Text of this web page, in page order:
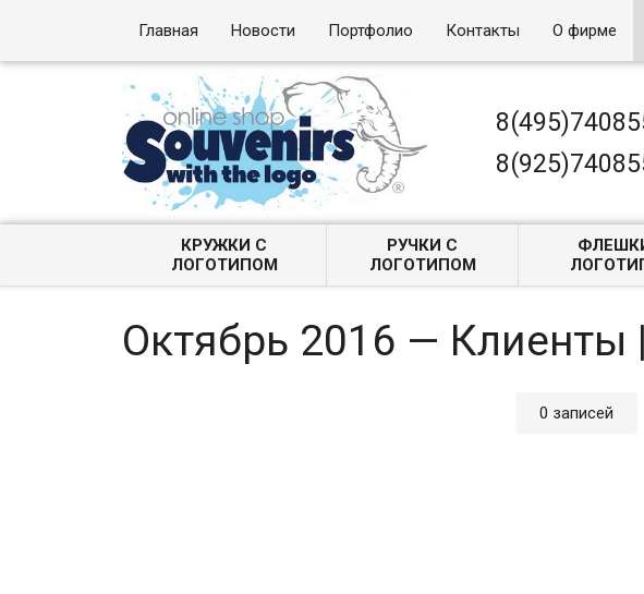
Главная Новости Портфолио Контакты О фирме
КРУЖКИ С
ЛОГОТИПОМ
РУЧКИ С
ЛОГОТИПОМ
Октябрь 2016 —
0 записей